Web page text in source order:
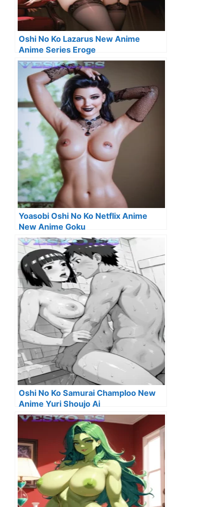
Oshi No Ko Lazarus New Anime
Anime Series Eroge
Yoasobi Oshi No Ko Netflix Anime
New Anime Goku
Oshi No Ko Samurai Champloo New
Anime Yuri Shoujo Ai